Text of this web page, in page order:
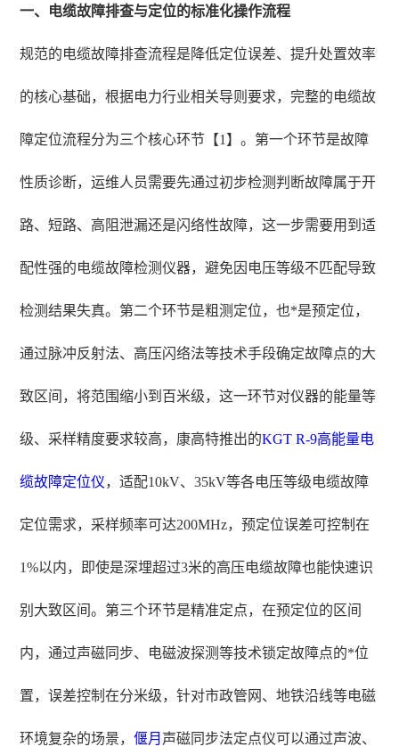
一、电缆故障排查与定位的标准化操作流程
规范的电缆故障排查流程是降低定位误差、提升处置效率
的核心基础，根据电力行业相关导则要求，完整的电缆故
障定位流程分为三个核心环节【1】。第一个环节是故障
性质诊断，运维人员需要先通过初步检测判断故障属于开
路、短路、高阻泄漏还是闪络性故障，这一步需要用到适
配性强的电缆故障检测仪器，避免因电压等级不匹配导致
检测结果失真。第二个环节是粗测定位，也*是预定位，
通过脉冲反射法、高压闪络法等技术手段确定故障点的大
致区间，将范围缩小到百米级，这一环节对仪器的能量等
级、采样精度要求较高，康高特推出的KGT R-9高能量电
缆故障定位仪，适配10kV、35kV等各电压等级电缆故障
定位需求，采样频率可达200MHz，预定位误差可控制在
1%以内，即使是深埋超过3米的高压电缆故障也能快速识
别大致区间。第三个环节是精准定点，在预定位的区间
内，通过声磁同步、电磁波探测等技术锁定故障点的*位
置，误差控制在分米级，针对市政管网、地铁沿线等电磁
环境复杂的场景，偃月 声磁同步法定点仪可以通过声波、